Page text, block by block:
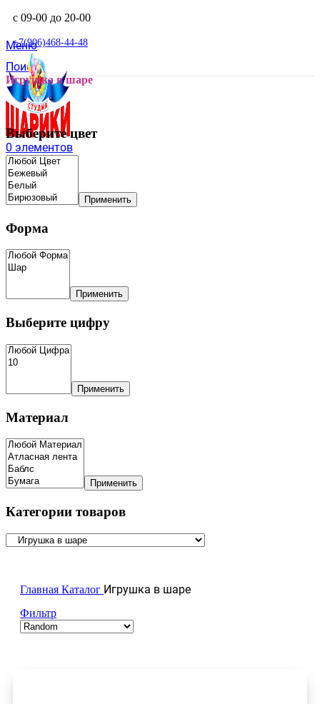
с 09-00 до 20-00
+7(906)468-44-48
Поиск
Меню
0 элементов
Игрушка в шаре
Выберите цвет
Применить
Форма
Применить
Выберите цифру
Применить
Материал
Применить
Категории товаров
Главная Каталог Игрушка в шаре
Фильтр